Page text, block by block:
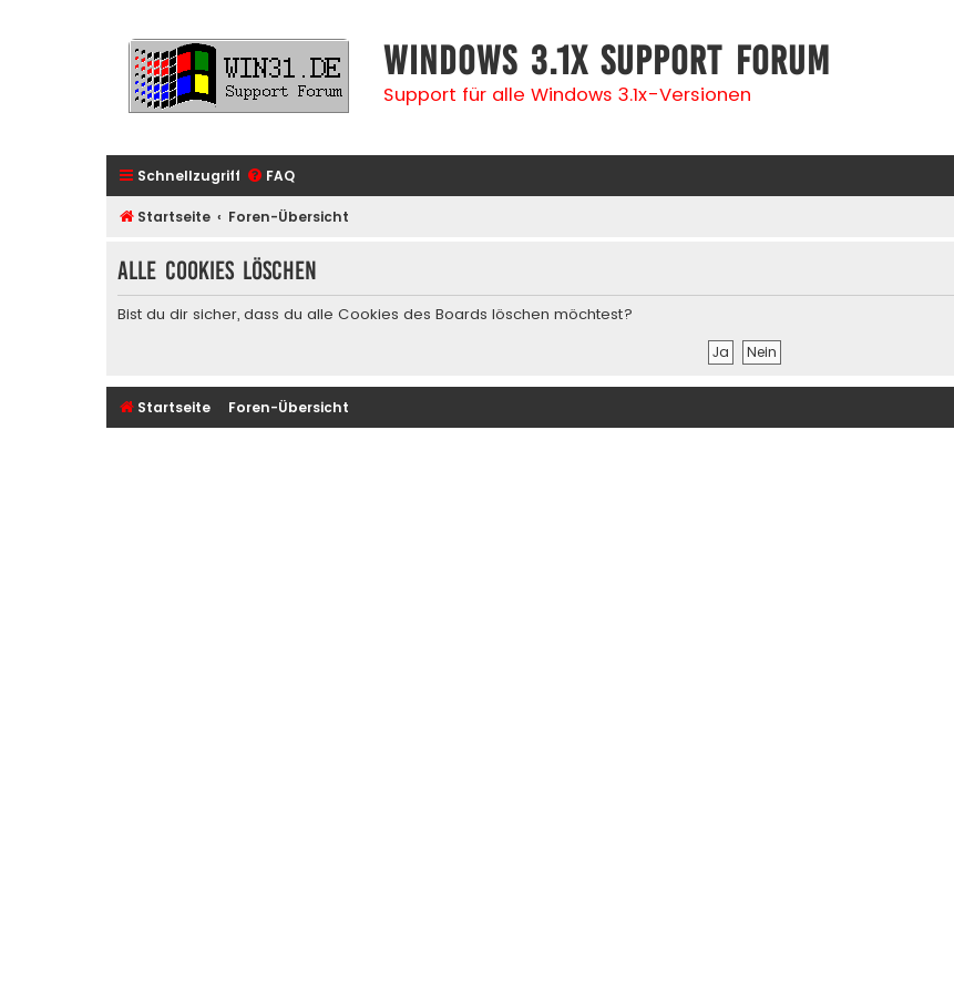
Windows 3.1x Support Forum
Support für alle Windows 3.1x-Versionen
Schnellzugriff FAQ
Startseite Foren-Übersicht
Alle Cookies löschen
Bist du dir sicher, dass du alle Cookies des Boards löschen möchtest?
Startseite Foren-Übersicht